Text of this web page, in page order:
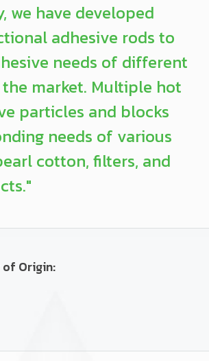
we have developed
adhesive rods to
needs of different
market. Multiple hot
particles and blocks
needs of various
cotton, filters, and
of Origin: